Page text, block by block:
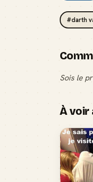
#darth
Sois le
À voir